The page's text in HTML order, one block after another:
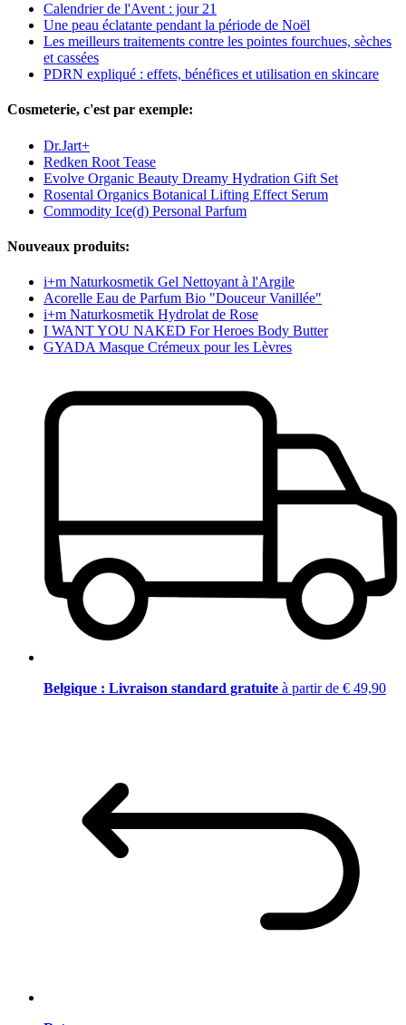
Calendrier de l'Avent : jour 21
Une peau éclatante pendant la période de Noël
Les meilleurs traitements contre les pointes fourchues, sèches
et cassées
PDRN expliqué : effets, bénéfices et utilisation en skincare
Cosmeterie, c'est par exemple:
Dr.Jart+
Redken Root Tease
Evolve Organic Beauty Dreamy Hydration Gift Set
Rosental Organics Botanical Lifting Effect Serum
Commodity Ice(d) Personal Parfum
Nouveaux produits:
i+m Naturkosmetik Gel Nettoyant à l'Argile
Acorelle Eau de Parfum Bio "Douceur Vanillée"
i+m Naturkosmetik Hydrolat de Rose
I WANT YOU NAKED For Heroes Body Butter
GYADA Masque Crémeux pour les Lèvres
Belgique : Livraison standard gratuite à partir de € 49,90